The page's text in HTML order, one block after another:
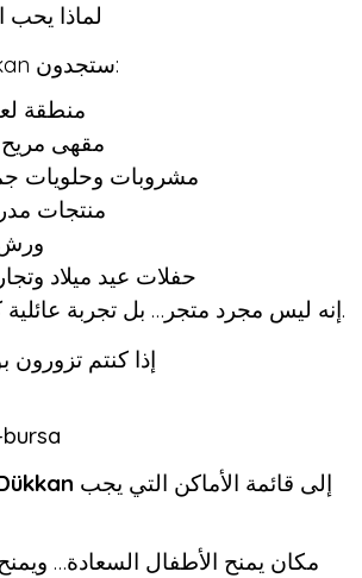
لماذا يحب
في Minnoş Dükkan ستجدون:
منطقة
مقهى مريح
مشروبات وحلويات
منتجات
ورش
حفلات عيد ميلاد
إنه ليس مجرد متجر… بل تجربة عائلية.
إذا كنتم
مكان يمنح الأطفال السعادة…